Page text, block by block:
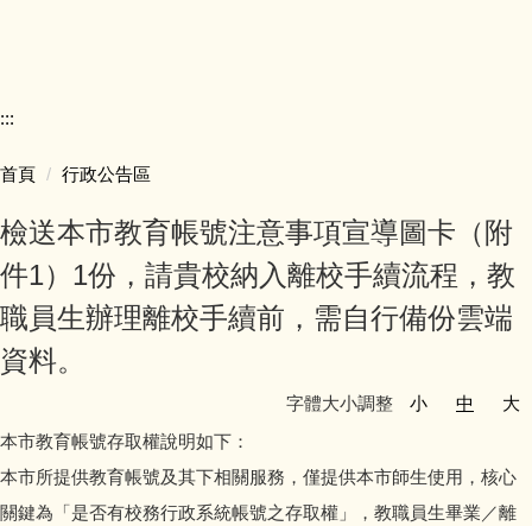
學校教室配置圖
:::
首頁 行政公告區
檢送本市教育帳號注意事項宣導圖卡（附
件1）1份，請貴校納入離校手續流程，教
職員生辦理離校手續前，需自行備份雲端
資料。
字體大小調整 小 中
大
本市教育帳號存取權說明如下：
本市所提供教育帳號及其下相關服務，僅提供本市師生使用，核心
關鍵為「是否有校務行政系統帳號之存取權」，教職員生畢業／離